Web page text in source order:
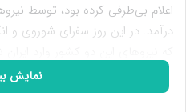
اعلام بی‌طرفی کرده بود، توسط
درآمد. در این روز سفرای شوروی و
در واکنش، وزیر کشور رژیم پهلوی
نیروهای شوروی و انگلیس از
نمایش